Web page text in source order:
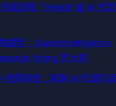
底是啥？Reddit 給 AI 代
識別：Superintelligence
Wang 的大棋
架解密：開源 AI 代理的